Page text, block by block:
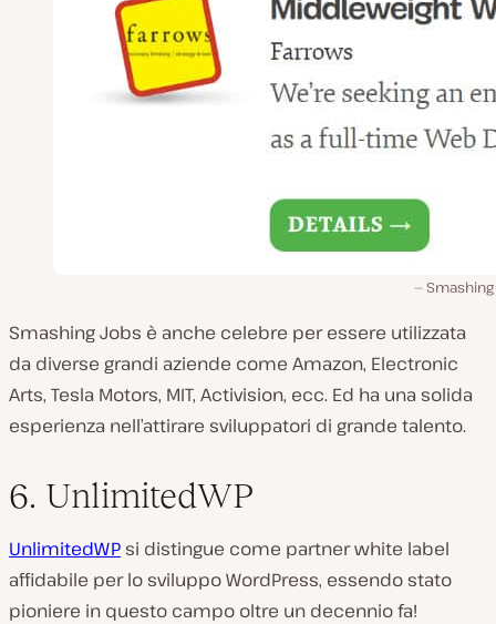
Smashing Jobs è anche celebre per essere utilizzata
da diverse grandi aziende come Amazon, Electronic
Arts, Tesla Motors, MIT, Activision, ecc. Ed ha una solida
esperienza nell’attirare sviluppatori di grande talento.
6. UnlimitedWP
UnlimitedWP si distingue come partner white label
affidabile per lo sviluppo WordPress, essendo stato
pioniere in questo campo oltre un decennio fa!